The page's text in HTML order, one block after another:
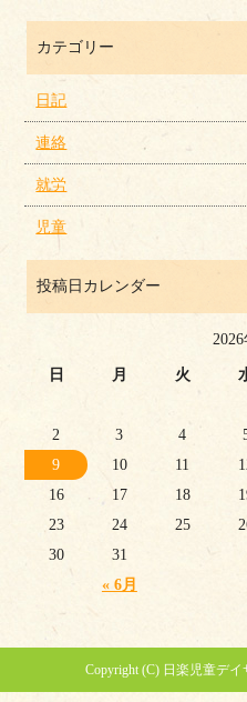
カテゴリー
日記
連絡
就労
児童
投稿日カレンダー
2026
日 月 火
« 6月
2
3 4
9
10 11
16
17 18
23
24 25
30
31
Copyright (C) 日楽児童デ